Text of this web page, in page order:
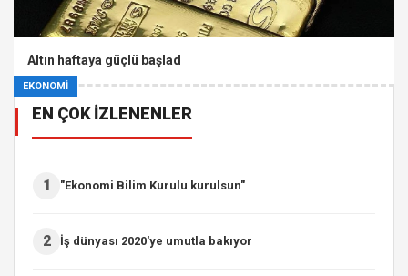
EKONOMİ
Altın haftaya güçlü başlad
EN ÇOK İZLENENLER
1 "Ekonomi Bilim Kurulu kurulsun"
2 İş dünyası 2020'ye umutla bakıyor